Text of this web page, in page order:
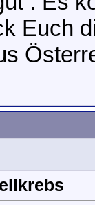
Euch